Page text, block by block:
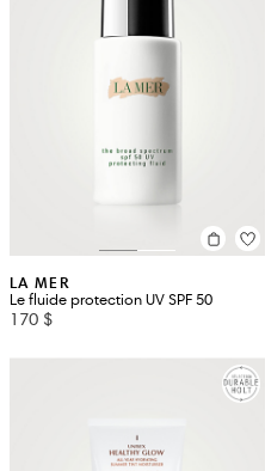
LA MER
Le fluide protection UV SPF 50
170 $